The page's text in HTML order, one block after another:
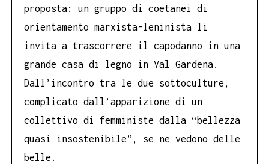
proposta: un gruppo di coetanei di
orientamento marxista-leninista li
invita a trascorrere il capodanno in una
grande casa di legno in Val Gardena.
Dall’incontro tra le due sottoculture,
complicato dall’apparizione di un
collettivo di femministe dalla “bellezza
quasi insostenibile”, se ne vedono delle
belle.